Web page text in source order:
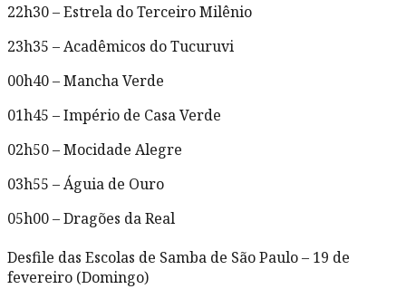
22h30 – Estrela do Terceiro Milênio
23h35 – Acadêmicos do Tucuruvi
00h40 – Mancha Verde
01h45 – Império de Casa Verde
02h50 – Mocidade Alegre
03h55 – Águia de Ouro
05h00 – Dragões da Real
Desfile das Escolas de Samba de São Paulo – 19 de
fevereiro (Domingo)